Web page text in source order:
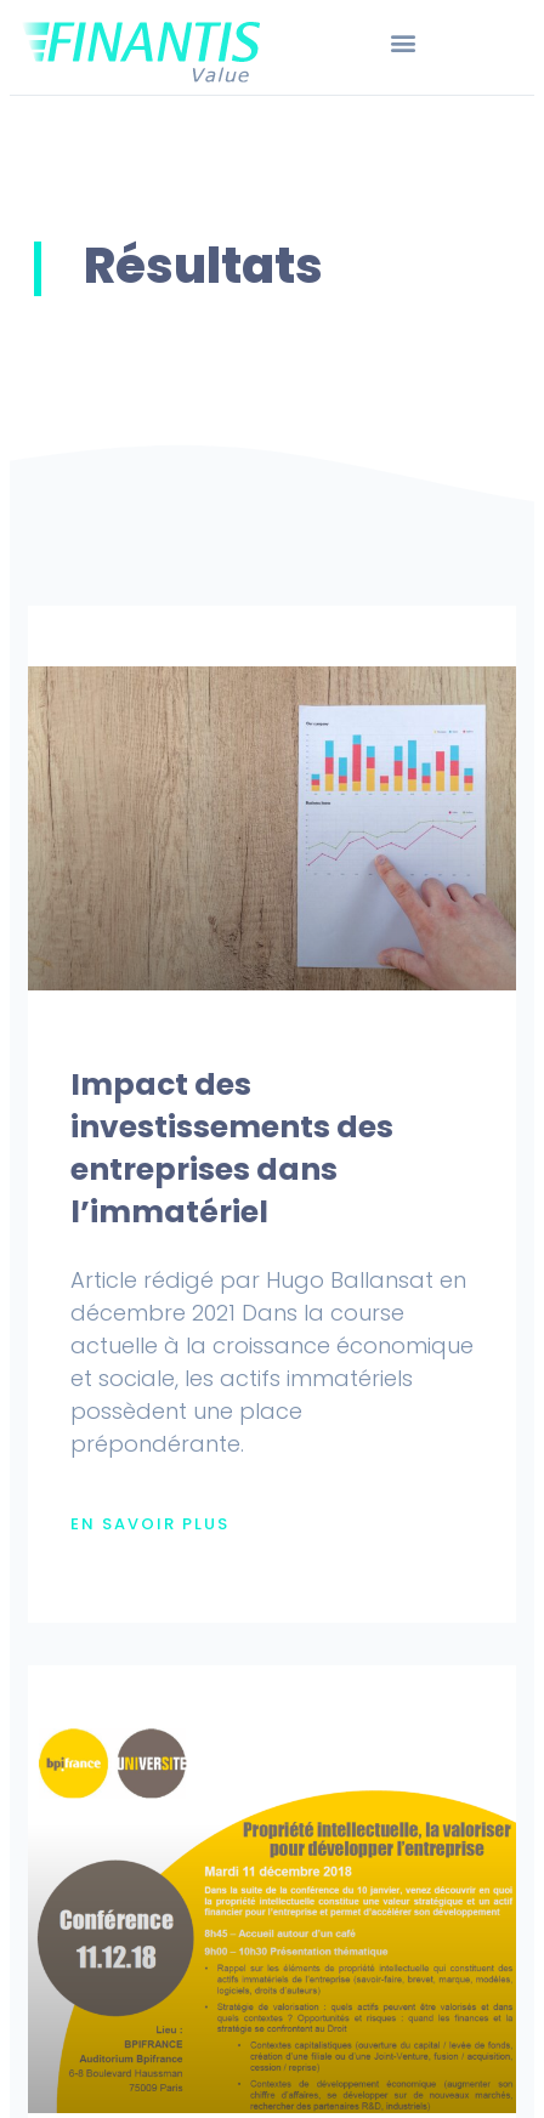
Résultats
Impact des
investissements des
entreprises dans
l’immatériel
Article rédigé par Hugo Ballansat en
décembre 2021 Dans la course
actuelle à la croissance économique
et sociale, les actifs immatériels
possèdent une place
prépondérante.
EN SAVOIR PLUS